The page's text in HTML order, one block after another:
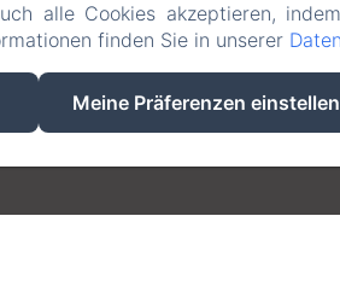
EN FR DE NL
Powered mit Amenitiz
alle Cookies akzeptieren,
finden Sie in unserer
Meine Präferenzen einstellen